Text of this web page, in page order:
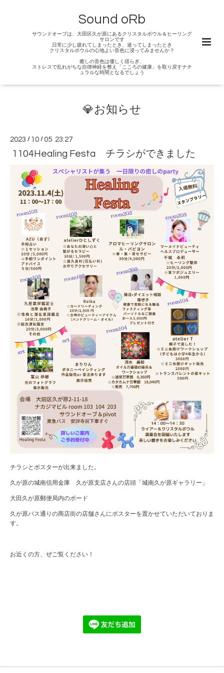
Sound oRb
サウンドオーブは、大田区久が原にあるクリスタルボウル＆ヒーリング
サロンです
日常に少し疲れてしまったとき、迷ってしまったとき
クリスタルボウルの心地よい音色に浸ってみませんか？
癒しの音色は優しく揺らぎ、
ストレスで乱れがちな自律神経を整え「こころの健康」を取り戻すナチ
ュラルな時間となるでしょう
💎お知らせ
2023 / 10 /05 23:27
1104Healing Festa チラシができました
チラシとポスターが出来ました。
久が原の城南信用金庫 久が原支店さんの店頭「城南久が原ギャラリー」
大田久が原郵便局内のボード
久が原バス通りの商店街の店舗さんにポスターを置かせていただいておりま
す。
お近くの方、ぜご覧ください！